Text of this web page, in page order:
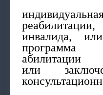
инвалида,
программа
абилитации
или